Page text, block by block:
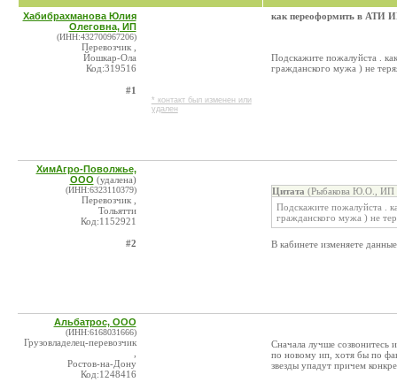
Хабибрахманова Юлия
Олеговна, ИП
(ИНН:432700967206)
Перевозчик ,
Йошкар-Ола
Код:319516
#1
* контакт был изменен или
удален
как переоформить в АТИ
Подскажите пожалуйста .
гражданского мужа ) не
ХимАгро-Поволжье,
ООО (удалена)
(ИНН:6323110379)
Перевозчик ,
Тольятти
Код:1152921
#2
Цитата (Рыбакова Ю.О., ИП
Подскажите пожалуйста .
гражданского мужа ) не
В кабинете изменяете
Альбатрос, ООО
(ИНН:6168031666)
Грузовладелец-перевозчик
Ростов-на-Дону
Код:1248416
Сначала лучше созвонитесь
по новому ип, хотя бы по
звезды упадут причем